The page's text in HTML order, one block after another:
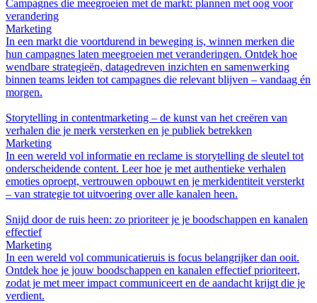
Campagnes die meegroeien met de markt: plannen met oog voor
verandering
Marketing
In een markt die voortdurend in beweging is, winnen merken die
hun campagnes laten meegroeien met veranderingen. Ontdek hoe
wendbare strategieën, datagedreven inzichten en samenwerking
binnen teams leiden tot campagnes die relevant blijven – vandaag én
morgen.
Storytelling in contentmarketing – de kunst van het creëren van
verhalen die je merk versterken en je publiek betrekken
Marketing
In een wereld vol informatie en reclame is storytelling de sleutel tot
onderscheidende content. Leer hoe je met authentieke verhalen
emoties oproept, vertrouwen opbouwt en je merkidentiteit versterkt
– van strategie tot uitvoering over alle kanalen heen.
Snijd door de ruis heen: zo prioriteer je je boodschappen en kanalen
effectief
Marketing
In een wereld vol communicatieruis is focus belangrijker dan ooit.
Ontdek hoe je jouw boodschappen en kanalen effectief prioriteert,
zodat je met meer impact communiceert en de aandacht krijgt die je
verdient.